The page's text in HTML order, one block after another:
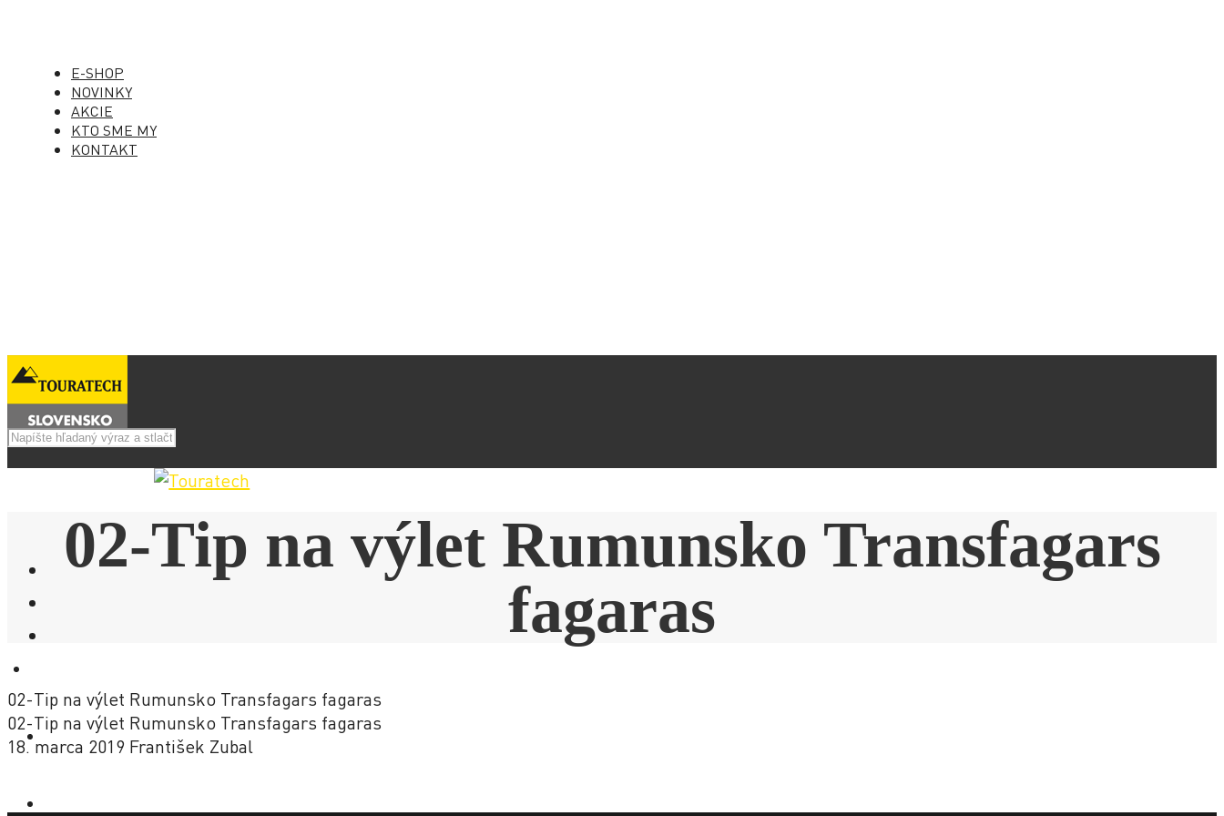
E-SHOP
NOVINKY
AKCIE
KTO SME MY
KONTAKT
Menu
NOVINKY
02-Tip na výlet Rumunsko Transfagars
fagaras
02-Tip na výlet Rumunsko Transfagars fagaras
02-Tip na výlet Rumunsko Transfagars fagaras
18. marca 2019 František Zubal